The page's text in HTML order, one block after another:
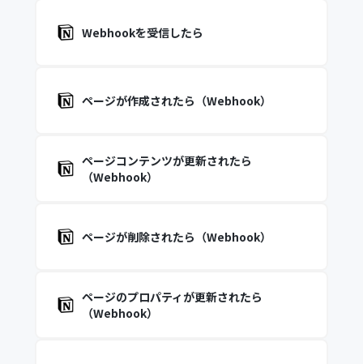
Webhookを受信したら
ページが作成されたら（Webhook）
ページコンテンツが更新されたら
（Webhook）
ページが削除されたら（Webhook）
ページのプロパティが更新されたら
（Webhook）